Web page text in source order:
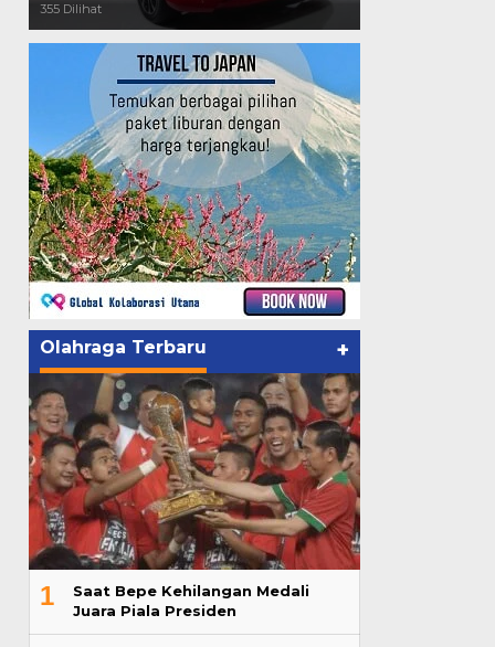
355 Dilihat
Olahraga Terbaru +
1
Saat Bepe Kehilangan Medali
Juara Piala Presiden